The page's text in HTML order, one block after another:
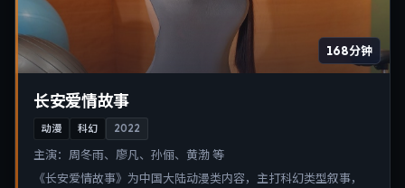
168分钟
长安爱情故事
动漫 科幻 2022
主演： 周冬雨、廖凡、孙俪、黄渤 等
《长安爱情故事》为中国大陆动漫类内容，主打科幻类型叙事，